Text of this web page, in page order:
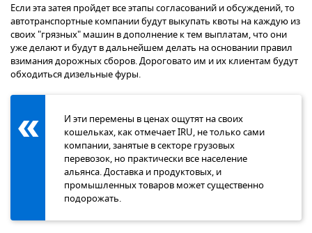
Если эта затея пройдет все этапы согласований и обсуждений, то
автотранспортные компании будут выкупать квоты на каждую из
своих "грязных" машин в дополнение к тем выплатам, что они
уже делают и будут в дальнейшем делать на основании правил
взимания дорожных сборов. Дороговато им и их клиентам будут
обходиться дизельные фуры.
И эти перемены в ценах ощутят на своих
кошельках, как отмечает IRU, не только сами
компании, занятые в секторе грузовых
перевозок, но практически все население
альянса. Доставка и продуктовых, и
промышленных товаров может существенно
подорожать.